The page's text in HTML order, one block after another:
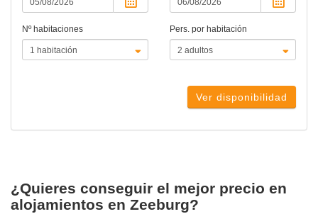
Nº habitaciones Pers. por habitación
Ver disponibilidad
¿Quieres conseguir el mejor precio en
alojamientos en Zeeburg?